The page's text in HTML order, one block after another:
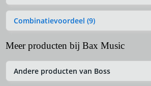
Combinatievoordeel (9)
Meer producten bij Bax Music
Andere producten van Boss